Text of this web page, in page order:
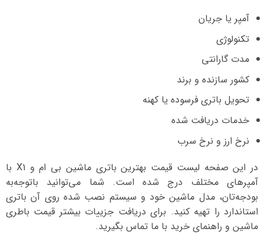
آمپر یا جریان
تکنولوژی
مدت گارانتی
کشور سازنده و برند
تحویل باتری فرسوده یا کهنه
خدمات دریافت شده
نرخ ارز و نرخ سرب
در این صفحه لیست قیمت بهترین باتری ماشین بی ام و X1 با
آمپرهای مختلف درج شده است. شما می‌توانید با‌توجه‌به
بودجه‌تان، مدل ماشین خود و سیستم نصب شده روی آن باتری
استاندارد را تهیه کنید. برای دریافت جزییات بیشتر قیمت باطری
ماشین و راهنمای خرید با ما تماس بگیرید.